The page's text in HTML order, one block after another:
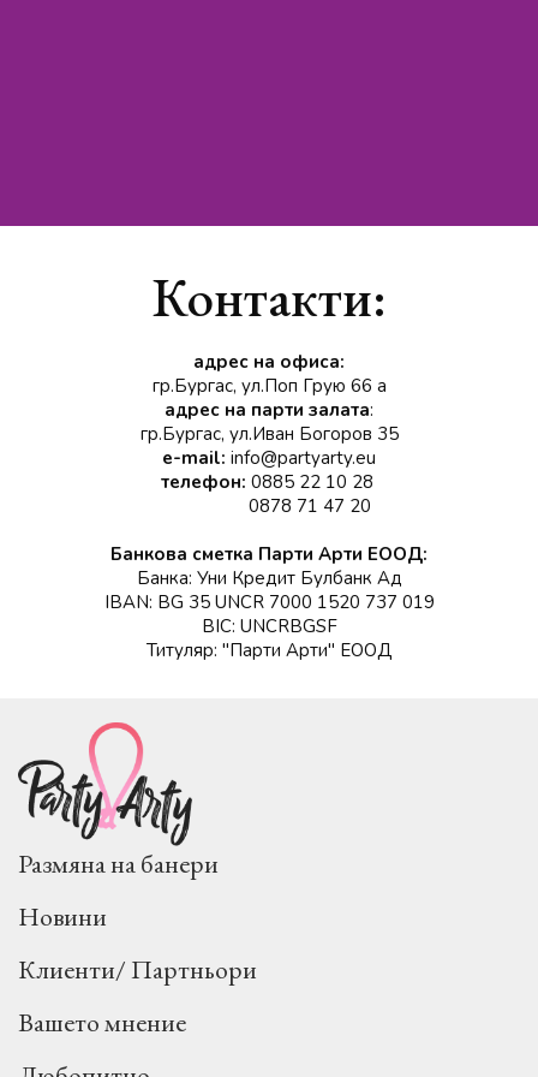
Контакти:
адрес на офиса:
гр.Бургас, ул.Поп Грую 66 а
адрес на парти залата:
гр.Бургас, ул.Иван Богоров 35
e-mail: info@partyarty.eu
телефон: 0885 22 10 28
0878 71 47 20
Банкова сметка Парти Арти ЕООД:
Банка: Уни Кредит Булбанк Ад
IBAN: BG 35 UNCR 7000 1520 737 019
BIC: UNCRBGSF
Титуляр: "Парти Арти" ЕООД
Размяна на банери
Новини
Клиенти/ Партньори
Вашето мнение